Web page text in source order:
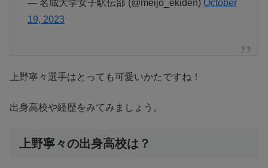
— 名城大学女子駅伝部 (@meijo_ekiden) October
19, 2023
上野寧々選手はとっても可愛いかたですね！
出身高校や経歴をみてみましょう。
上野寧々の出身高校は？